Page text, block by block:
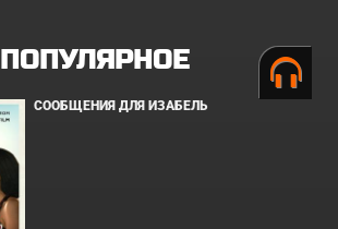
ПОПУЛЯРНОЕ
СООБЩЕНИЯ ДЛЯ ИЗАБЕЛЬ